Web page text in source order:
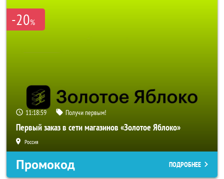
-20%
11:18:58 Получи первым!
Первый заказ в сети магазинов «Золотое Яблоко»
Россия
Промокод ПОДРОБНЕЕ